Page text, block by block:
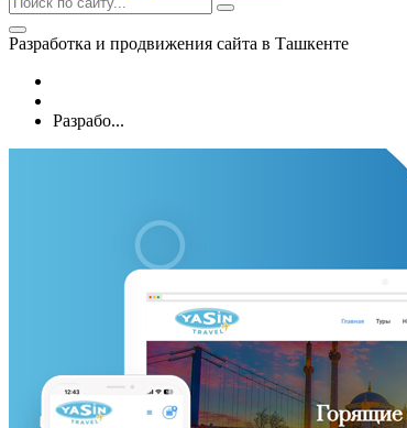
Разработка и продвижения сайта в Ташкенте
Разрабо...